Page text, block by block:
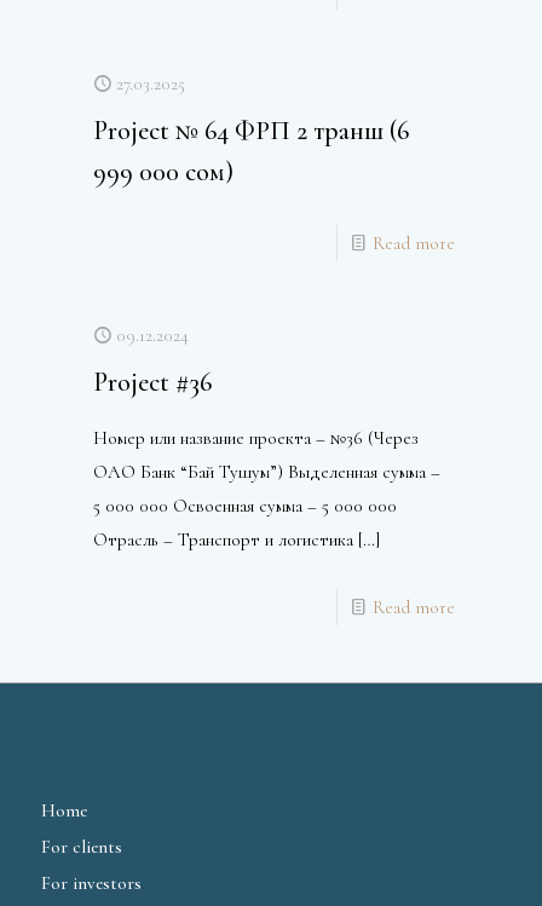
27.03.2025
Project № 64 ФРП 2 транш (6
999 000 сом)
Read more
09.12.2024
Project #36
Номер или название проекта – №36 (Через
ОАО Банк “Бай Тушум”) Выделенная сумма –
5 000 000 Освоенная сумма – 5 000 000
Отрасль – Транспорт и логистика […]
Read more
Home
For clients
For investors